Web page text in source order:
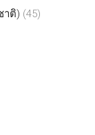
าติ) (45)